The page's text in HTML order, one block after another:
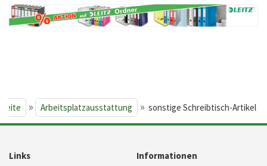
» Arbeitsplatzausstattung » sonstige Schreibtisch-Artikel
Links Informationen